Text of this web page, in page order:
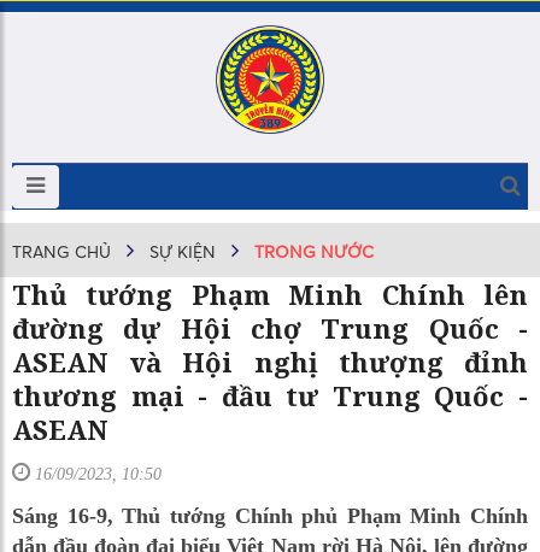
TRANG CHỦ SỰ KIỆN TRONG NƯỚC
Thủ tướng Phạm Minh Chính lên
đường dự Hội chợ Trung Quốc -
ASEAN và Hội nghị thượng đỉnh
thương mại - đầu tư Trung Quốc -
ASEAN
16/09/2023, 10:50
Sáng 16-9, Thủ tướng Chính phủ Phạm Minh Chính
dẫn đầu đoàn đại biểu Việt Nam rời Hà Nội, lên đường